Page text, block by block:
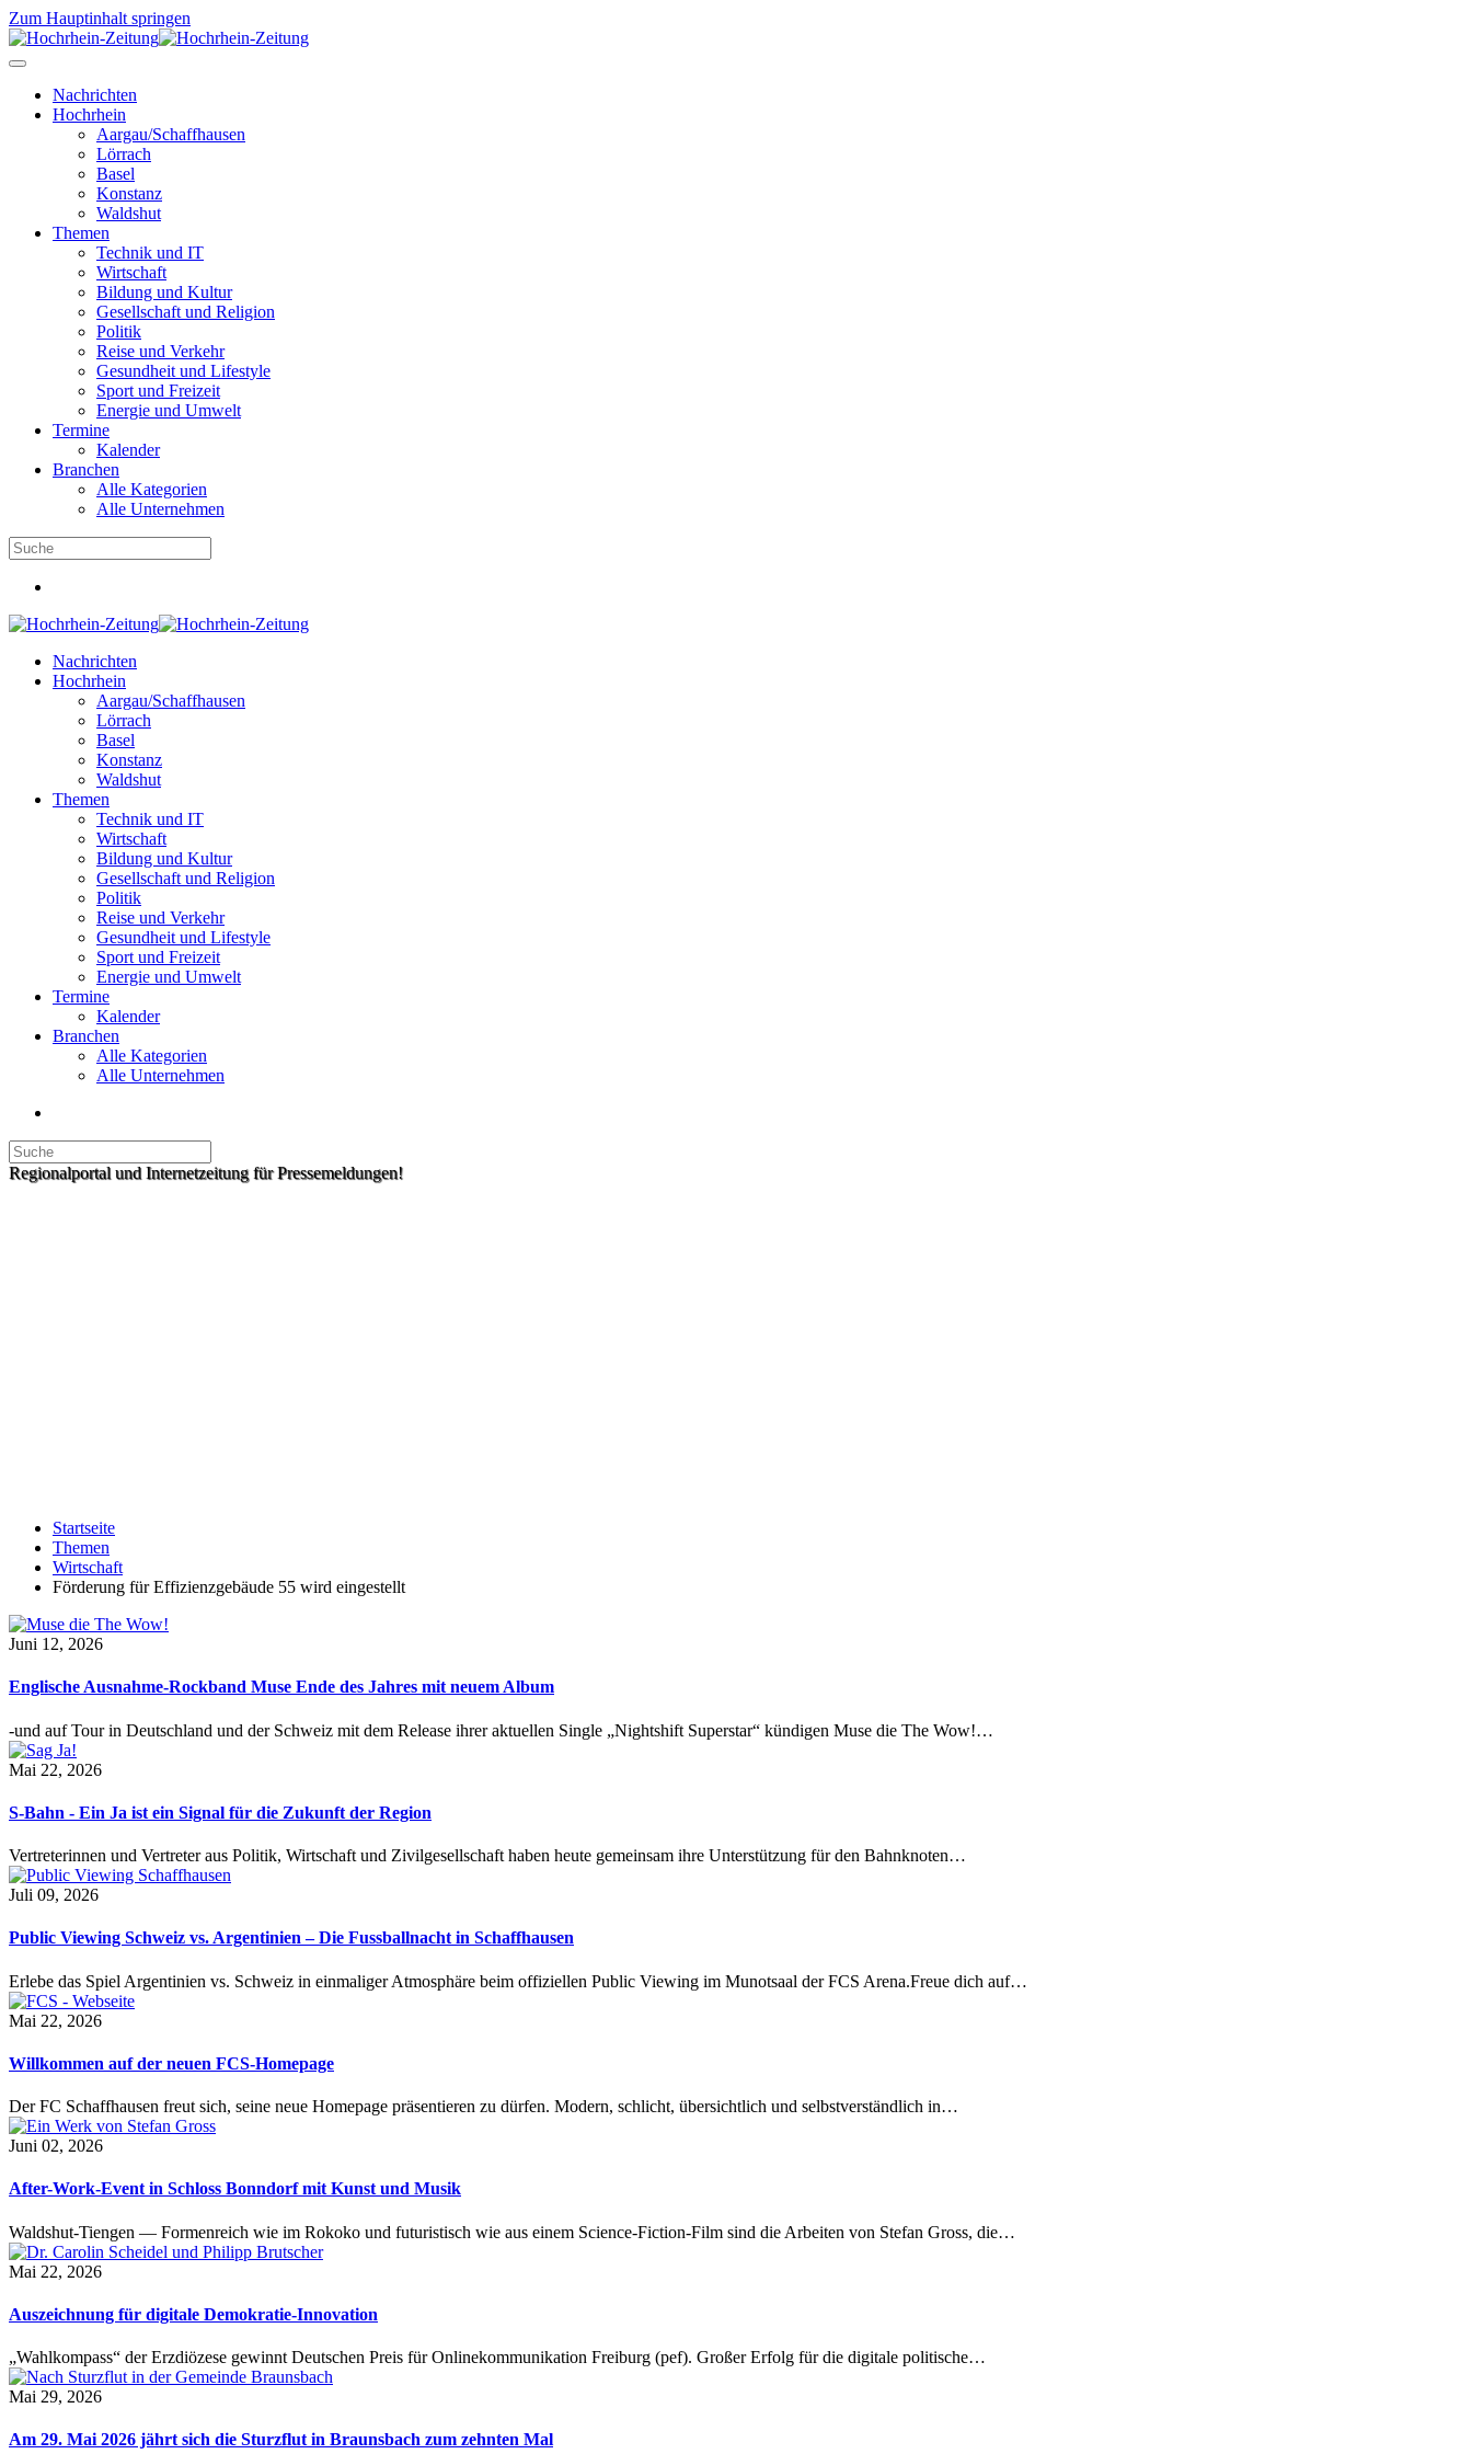
Zum Hauptinhalt springen
Nachrichten
Hochrhein
Aargau/Schaffhausen
Lörrach
Basel
Konstanz
Waldshut
Themen
Technik und IT
Wirtschaft
Bildung und Kultur
Gesellschaft und Religion
Politik
Reise und Verkehr
Gesundheit und Lifestyle
Sport und Freizeit
Energie und Umwelt
Termine
Kalender
Branchen
Alle Kategorien
Alle Unternehmen
Nachrichten
Hochrhein
Aargau/Schaffhausen
Lörrach
Basel
Konstanz
Waldshut
Themen
Technik und IT
Wirtschaft
Bildung und Kultur
Gesellschaft und Religion
Politik
Reise und Verkehr
Gesundheit und Lifestyle
Sport und Freizeit
Energie und Umwelt
Termine
Kalender
Branchen
Alle Kategorien
Alle Unternehmen
Regionalportal und Internetzeitung für Pressemeldungen!
Startseite
Themen
Wirtschaft
Förderung für Effizienzgebäude 55 wird eingestellt
Juni 12, 2026
Englische Ausnahme-Rockband Muse Ende des Jahres mit neuem Album
-und auf Tour in Deutschland und der Schweiz mit dem Release ihrer aktuellen Single „Nightshift Superstar“ kündigen Muse die The Wow!…
Mai 22, 2026
S-Bahn - Ein Ja ist ein Signal für die Zukunft der Region
Vertreterinnen und Vertreter aus Politik, Wirtschaft und Zivilgesellschaft haben heute gemeinsam ihre Unterstützung für den Bahnknoten…
Juli 09, 2026
Public Viewing Schweiz vs. Argentinien – Die Fussballnacht in Schaffhausen
Erlebe das Spiel Argentinien vs. Schweiz in einmaliger Atmosphäre beim offiziellen Public Viewing im Munotsaal der FCS Arena.Freue dich auf…
Mai 22, 2026
Willkommen auf der neuen FCS-Homepage
Der FC Schaffhausen freut sich, seine neue Homepage präsentieren zu dürfen. Modern, schlicht, übersichtlich und selbstverständlich in…
Juni 02, 2026
After-Work-Event in Schloss Bonndorf mit Kunst und Musik
Waldshut-Tiengen — Formenreich wie im Rokoko und futuristisch wie aus einem Science-Fiction-Film sind die Arbeiten von Stefan Gross, die…
Mai 22, 2026
Auszeichnung für digitale Demokratie-Innovation
„Wahlkompass“ der Erzdiözese gewinnt Deutschen Preis für Onlinekommunikation Freiburg (pef). Großer Erfolg für die digitale politische…
Mai 29, 2026
Am 29. Mai 2026 jährt sich die Sturzflut in Braunsbach zum zehnten Mal